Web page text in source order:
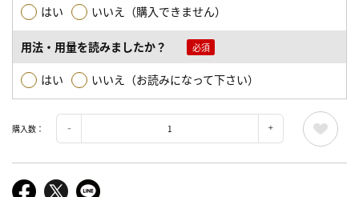
はい いいえ（購入できません）
用法・用量を読みましたか？
はい いいえ（お読みになって下さい）
購入数：